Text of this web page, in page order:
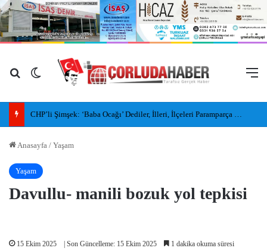
Arama yap ...
Dış görünümü değiştir
Anasayfa / Yaşam
Yaşam
Davullu- manili bozuk yol tepkisi
15 Ekim 2025 | Son Güncelleme: 15 Ekim 2025 1 dakika okuma süresi